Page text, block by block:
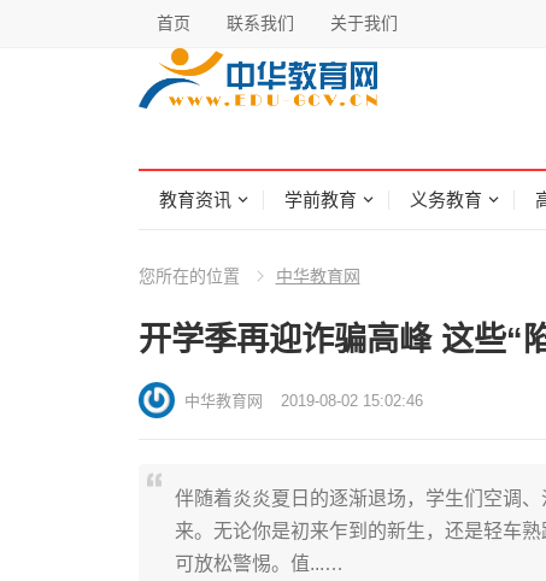
首页 联系我们 关于我们
教育资讯 学前教育 义务教育
您所在的位置 中华教育网
开学季再迎诈骗高峰 这些“
中华教育网 2019-08-02 15:02:46
伴随着炎炎夏日的逐渐退场，学生们空调
来。无论你是初来乍到的新生，还是轻车
可放松警惕。值...…